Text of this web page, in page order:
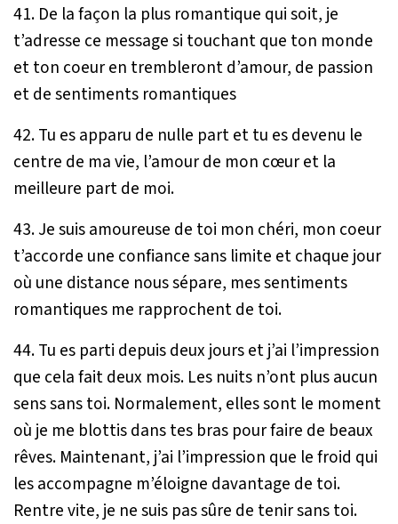
41. De la façon la plus romantique qui soit, je
t’adresse ce message si touchant que ton monde
et ton coeur en trembleront d’amour, de passion
et de sentiments romantiques
42. Tu es apparu de nulle part et tu es devenu le
centre de ma vie, l’amour de mon cœur et la
meilleure part de moi.
43. Je suis amoureuse de toi mon chéri, mon coeur
t’accorde une confiance sans limite et chaque jour
où une distance nous sépare, mes sentiments
romantiques me rapprochent de toi.
44. Tu es parti depuis deux jours et j’ai l’impression
que cela fait deux mois. Les nuits n’ont plus aucun
sens sans toi. Normalement, elles sont le moment
où je me blottis dans tes bras pour faire de beaux
rêves. Maintenant, j’ai l’impression que le froid qui
les accompagne m’éloigne davantage de toi.
Rentre vite, je ne suis pas sûre de tenir sans toi.